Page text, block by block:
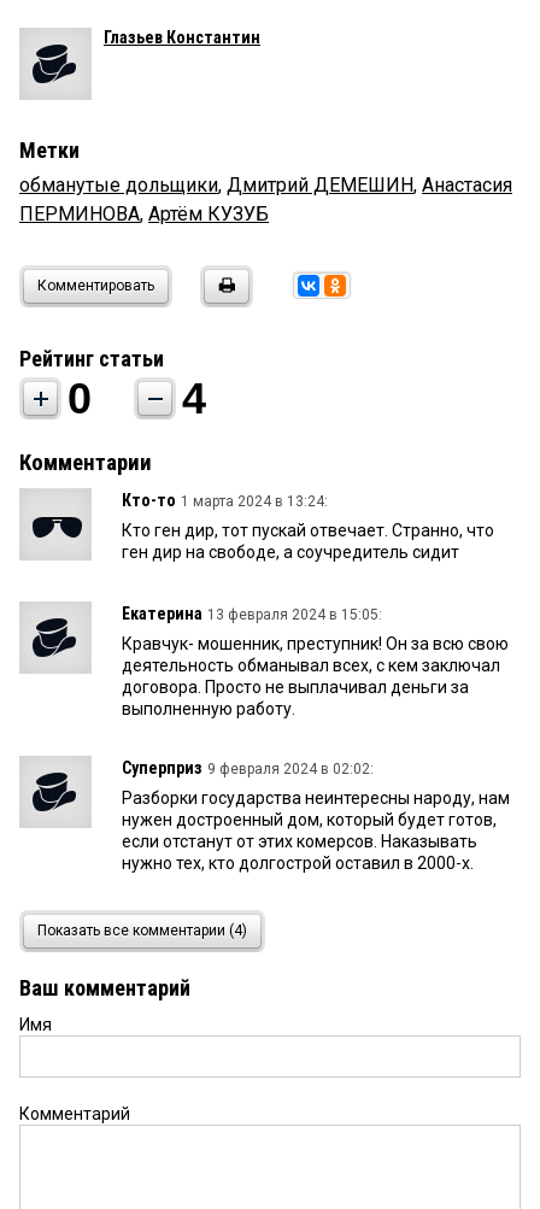
Глазьев Константин
Метки
обманутые дольщики, Дмитрий ДЕМЕШИН, Анастасия
ПЕРМИНОВА, Артём КУЗУБ
Комментировать
Рейтинг статьи
0 4
Комментарии
Кто-то 1 марта 2024 в 13:24:
Кто ген дир, тот пускай отвечает. Странно, что
ген дир на свободе, а соучредитель сидит
Екатерина 13 февраля 2024 в 15:05:
Кравчук- мошенник, преступник! Он за всю свою
деятельность обманывал всех, с кем заключал
договора. Просто не выплачивал деньги за
выполненную работу.
Суперприз 9 февраля 2024 в 02:02:
Разборки государства неинтересны народу, нам
нужен достроенный дом, который будет готов,
если отстанут от этих комерсов. Наказывать
нужно тех, кто долгострой оставил в 2000-х.
НИКТО 8 февраля 2024 в 03:21:
ОНИ ВРУТ,АРТЕМ НЕ ВИНОВАТ,ЭТО ВСЕ ИЛЬЯ
Показать все комментарии (4)
Ваш комментарий
Имя
Комментарий